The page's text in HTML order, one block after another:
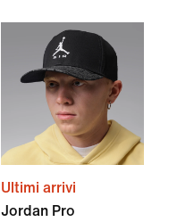
Ultimi arrivi
Jordan Pro